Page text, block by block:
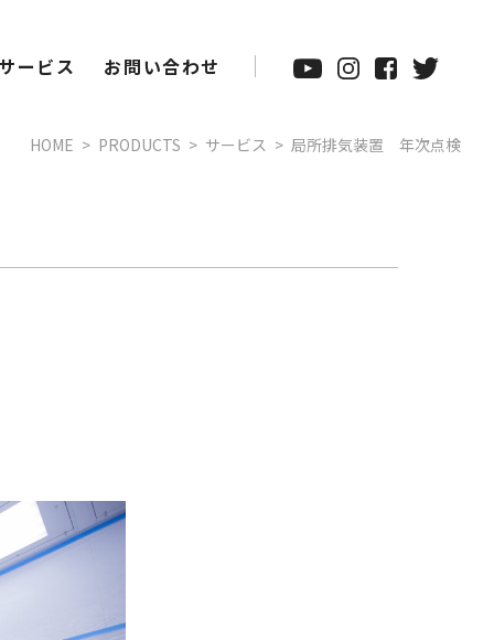
ービス お問い合わせ
HOME PRODUCTS サービス 局所排気装置 年次点検